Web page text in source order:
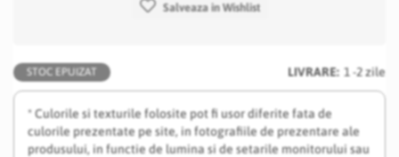
STOC EPUIZAT LIVRARE: 1 -2 zile
* Culorile si texturile folosite pot fi usor diferite fata de
culorile prezentate pe site, in fotografiile de prezentare ale
produsului, in functie de lumina si de setarile monitorului sau
Salveaza in Wishlist